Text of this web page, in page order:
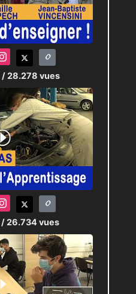
/ 28.278 vues
/ 26.734 vues